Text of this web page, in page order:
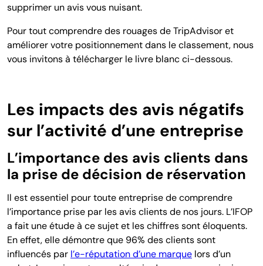
supprimer un avis vous nuisant.
Pour tout comprendre des rouages de TripAdvisor et
améliorer votre positionnement dans le classement, nous
vous invitons à télécharger le livre blanc ci-dessous.
Les impacts des avis négatifs
sur l’activité d’une entreprise
L’importance des avis clients dans
la prise de décision de réservation
Il est essentiel pour toute entreprise de comprendre
l’importance prise par les avis clients de nos jours. L’IFOP
a fait une étude à ce sujet et les chiffres sont éloquents.
En effet, elle démontre que 96% des clients sont
influencés par l’e-réputation d’une marque lors d’un